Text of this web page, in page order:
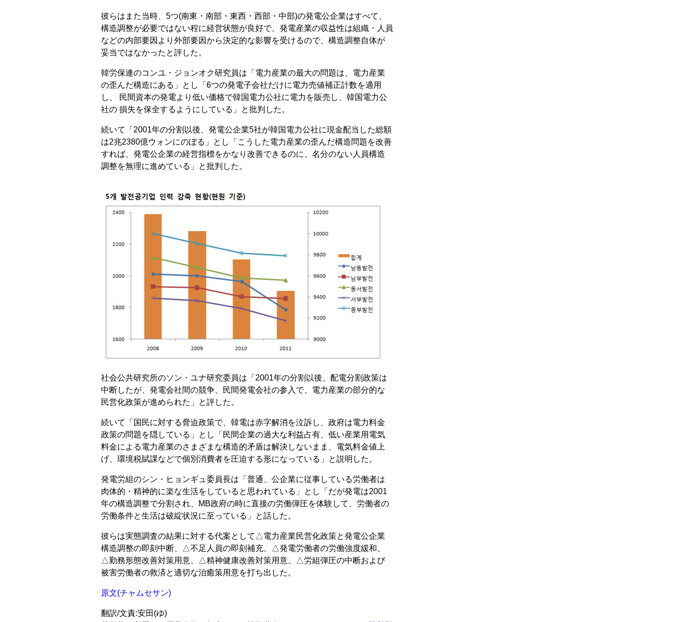
彼らはまた当時、5つ(南東・南部・東西・西部・中部)の発電公企業はすべて、
構造調整が必要ではない程に経営状態が良好で、発電産業の収益性は組織・人員
などの内部要因より外部要因から決定的な影響を受けるので、構造調整自体が
妥当ではなかったと評した。
韓労保連のコンユ・ジョンオク研究員は「電力産業の最大の問題は、電力産業
の歪んだ構造にある」とし「6つの発電子会社だけに電力売値補正計数を適用
し、 民間資本の発電より低い価格で韓国電力公社に電力を販売し、韓国電力公
社の 損失を保全するようにしている」と批判した。
続いて「2001年の分割以後、発電公企業5社が韓国電力公社に現金配当した総額
は2兆2380億ウォンにのぼる」とし「こうした電力産業の歪んだ構造問題を改善
すれば、発電公企業の経営指標をかなり改善できるのに、名分のない人員構造
調整を無理に進めている」と批判した。
社会公共研究所のソン・ユナ研究委員は「2001年の分割以後、配電分割政策は
中断したが、発電会社間の競争、民間発電会社の参入で、電力産業の部分的な
民営化政策が進められた」と評した。
続いて「国民に対する脅迫政策で、韓電は赤字解消を泣訴し、政府は電力料金
政策の問題を隠している」とし「民間企業の過大な利益占有、低い産業用電気
料金による電力産業のさまざまな構造的矛盾は解決しないまま、電気料金値上
げ、環境税賦課などで個別消費者を圧迫する形になっている」と説明した。
発電労組のシン・ヒョンギュ委員長は「普通、公企業に従事している労働者は
肉体的・精神的に楽な生活をしていると思われている」とし「だが発電は2001
年の構造調整で分割され、MB政府の時に直接の労働弾圧を体験して、労働者の
労働条件と生活は破綻状況に至っている」と話した。
彼らは実態調査の結果に対する代案として△電力産業民営化政策と発電公企業
構造調整の即刻中断、△不足人員の即刻補充、△発電労働者の労働強度緩和、
△勤務形態改善対策用意、△精神健康改善対策用意、△労組弾圧の中断および
被害労働者の救済と適切な治癒策用意を打ち出した。
原文(チャムセサン)
翻訳/文責:安田(ゆ)